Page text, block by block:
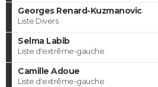
Georges Renard-Kuzmanovic
Liste Divers
Selma Labib
Liste d'extrême-gauche
Camille Adoue
Liste d'extrême-gauche